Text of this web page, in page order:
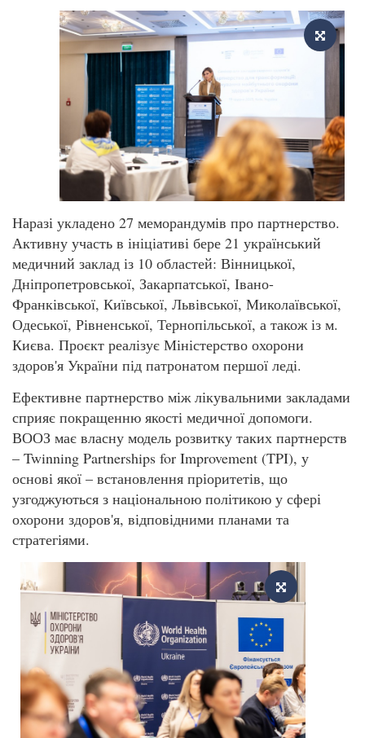
Наразі укладено 27 меморандумів про партнерство.
Активну участь в ініціативі бере 21 український
медичний заклад із 10 областей: Вінницької,
Дніпропетровської, Закарпатської, Івано-
Франківської, Київської, Львівської, Миколаївської,
Одеської, Рівненської, Тернопільської, а також із м.
Києва. Проєкт реалізує Міністерство охорони
здоров'я України під патронатом першої леді.
Ефективне партнерство між лікувальними закладами
сприяє покращенню якості медичної допомоги.
ВООЗ має власну модель розвитку таких партнерств
– Twinning Partnerships for Improvement (TPI), у
основі якої – встановлення пріоритетів, що
узгоджуються з національною політикою у сфері
охорони здоров'я, відповідними планами та
стратегіями.